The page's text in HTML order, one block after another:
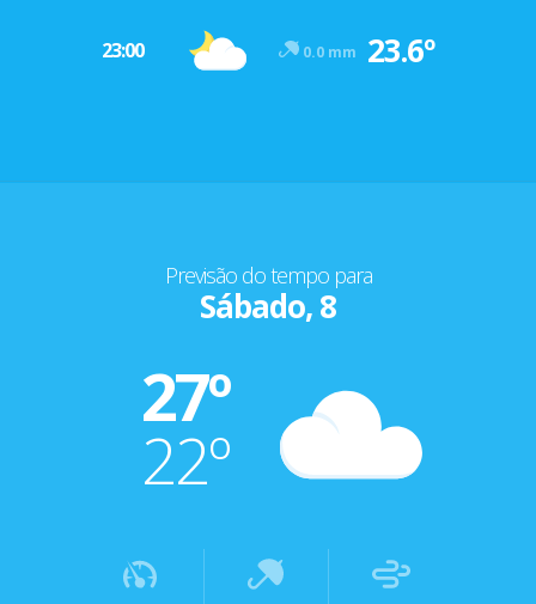
23:00 0.0 mm 23.6º
Previsão do tempo para
Sábado, 8
27º
22º